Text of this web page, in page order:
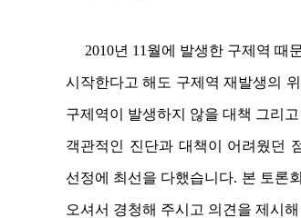
2010년 11월에 발생한 구제역 때
시작한다고 해도 구제역 재발생의
구제역이 발생하지 않을 대책 그리
객관적인 진단과 대책이 어려웠던
선정에 최선을 다했습니다. 본 토론
오셔서 경청해 주시고 의견을 제시